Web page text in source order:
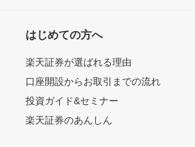
はじめての方へ
楽天証券が選ばれる理由
口座開設からお取引までの流れ
投資ガイド&セミナー
楽天証券のあんしん